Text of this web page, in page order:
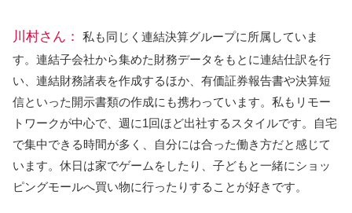
川村さん：
私も同じく連結決算グループに所属していま
す。連結子会社から集めた財務データをもとに連結仕訳を行
い、連結財務諸表を作成するほか、有価証券報告書や決算短
信といった開示書類の作成にも携わっています。私もリモー
トワークが中心で、週に1回ほど出社するスタイルです。自宅
で集中できる時間が多く、自分には合った働き方だと感じて
います。休日は家でゲームをしたり、子どもと一緒にショッ
ピングモールへ買い物に行ったりすることが好きです。